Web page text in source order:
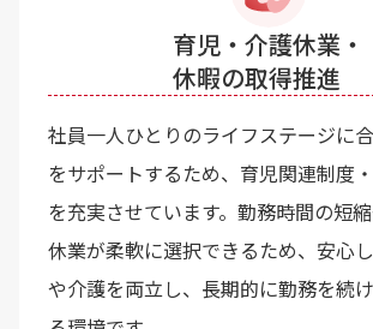
育児・介護休業・
休暇の取得推進
社員一人ひとりのライフステージに
をサポートするため、育児関連制度
を充実させています。勤務時間の短縮
休業が柔軟に選択できるため、安心
や介護を両立し、長期的に勤務を続